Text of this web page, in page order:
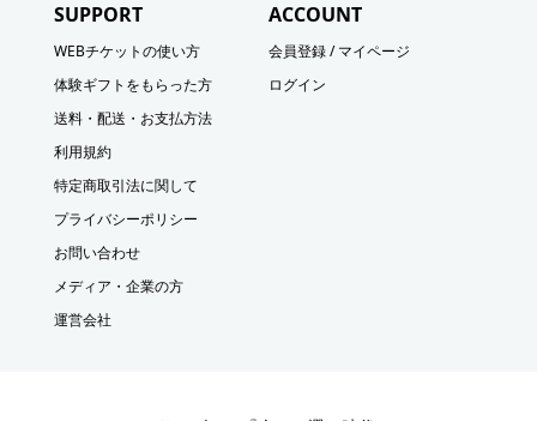
SUPPORT
WEBチケットの使い方
体験ギフトをもらった方
送料・配送・お支払方法
利用規約
特定商取引法に関して
プライバシーポリシー
お問い合わせ
メディア・企業の方
運営会社
ACCOUNT
会員登録 / マイページ
ログイン